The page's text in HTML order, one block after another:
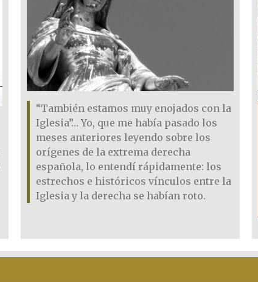
“También estamos muy enojados con la
Iglesia”… Yo, que me había pasado los
meses anteriores leyendo sobre los
orígenes de la extrema derecha
española, lo entendí rápidamente: los
estrechos e históricos vínculos entre la
Iglesia y la derecha se habían roto.